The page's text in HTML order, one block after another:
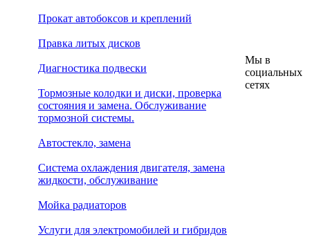
Прокат автобоксов и креплений
Правка литых дисков
Диагностика подвески
Тормозные колодки и диски, проверка
состояния и замена. Обслуживание
тормозной системы.
Автостекло, замена
Система охлаждения двигателя, замена
жидкости, обслуживание
Мойка радиаторов
Услуги для электромобилей и гибридов
Мы в
социальных
сетях